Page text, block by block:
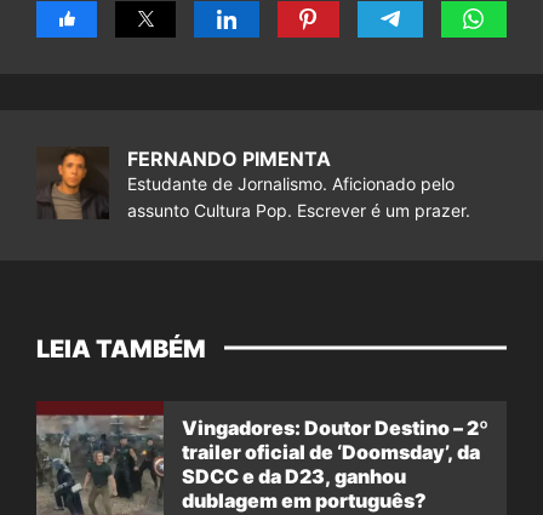
FERNANDO PIMENTA
Estudante de Jornalismo. Aficionado pelo
assunto Cultura Pop. Escrever é um prazer.
LEIA TAMBÉM
Vingadores: Doutor Destino – 2º
trailer oficial de ‘Doomsday’, da
SDCC e da D23, ganhou
dublagem em português?